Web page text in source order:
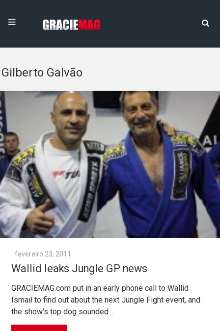
Gilberto Galvão
fevereiro 23, 2011
Wallid leaks Jungle GP news
GRACIEMAG.com put in an early phone call to Wallid
Ismail to find out about the next Jungle Fight event, and
the show's top dog sounded…